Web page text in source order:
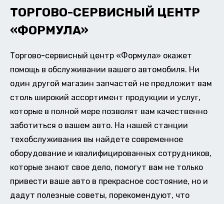
ТОРГОВО-СЕРВИСНЫЙ ЦЕНТР
«ФОРМУЛА»
Торгово-сервисный центр «Формула» окажет
помощь в обслуживании вашего автомобиля. Ни
один другой магазин запчастей не предложит вам
столь широкий ассортимент продукции и услуг,
которые в полной мере позволят вам качественно
заботиться о вашем авто. На нашей станции
техобслуживания вы найдете современное
оборудование и квалифицированных сотрудников,
которые знают свое дело, помогут вам не только
привести ваше авто в прекрасное состояние, но и
дадут полезные советы, порекомендуют, что